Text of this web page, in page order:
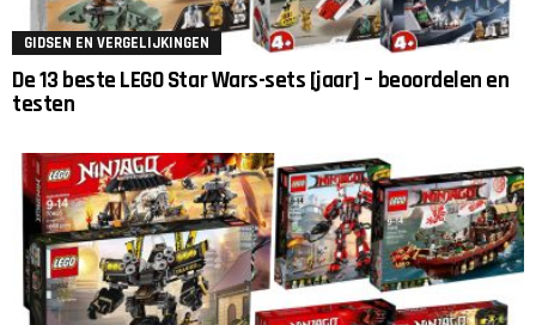
GIDSEN EN VERGELIJKINGEN
De 13 beste LEGO Star Wars-sets [jaar] – beoordelen en
testen